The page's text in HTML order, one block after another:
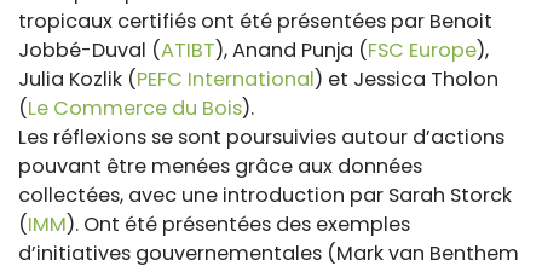
tropicaux certifiés ont été présentées par Benoit
Jobbé-Duval (ATIBT), Anand Punja (FSC Europe),
Julia Kozlik (PEFC International) et Jessica Tholon
(Le Commerce du Bois).
Les réflexions se sont poursuivies autour d’actions
pouvant être menées grâce aux données
collectées, avec une introduction par Sarah Storck
(IMM). Ont été présentées des exemples
d’initiatives gouvernementales (Mark van Benthem